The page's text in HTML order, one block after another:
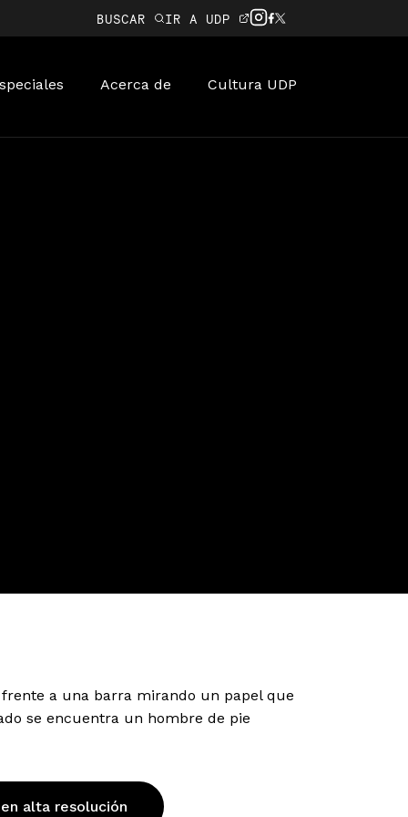
BUSCAR IR A UDP
Acerca de Cultura UDP
a una barra mirando un papel que
se encuentra un hombre de pie
alta resolución